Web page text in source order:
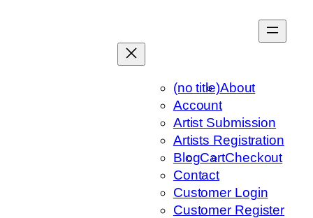
(no title)About
Account
Artist Submission
Artists Registration
BlogCartCheckout
Contact
Customer Login
Customer Register